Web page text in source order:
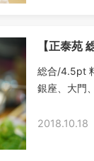
【正泰苑
総合/4.5pt
銀座、大門
2018.10.18